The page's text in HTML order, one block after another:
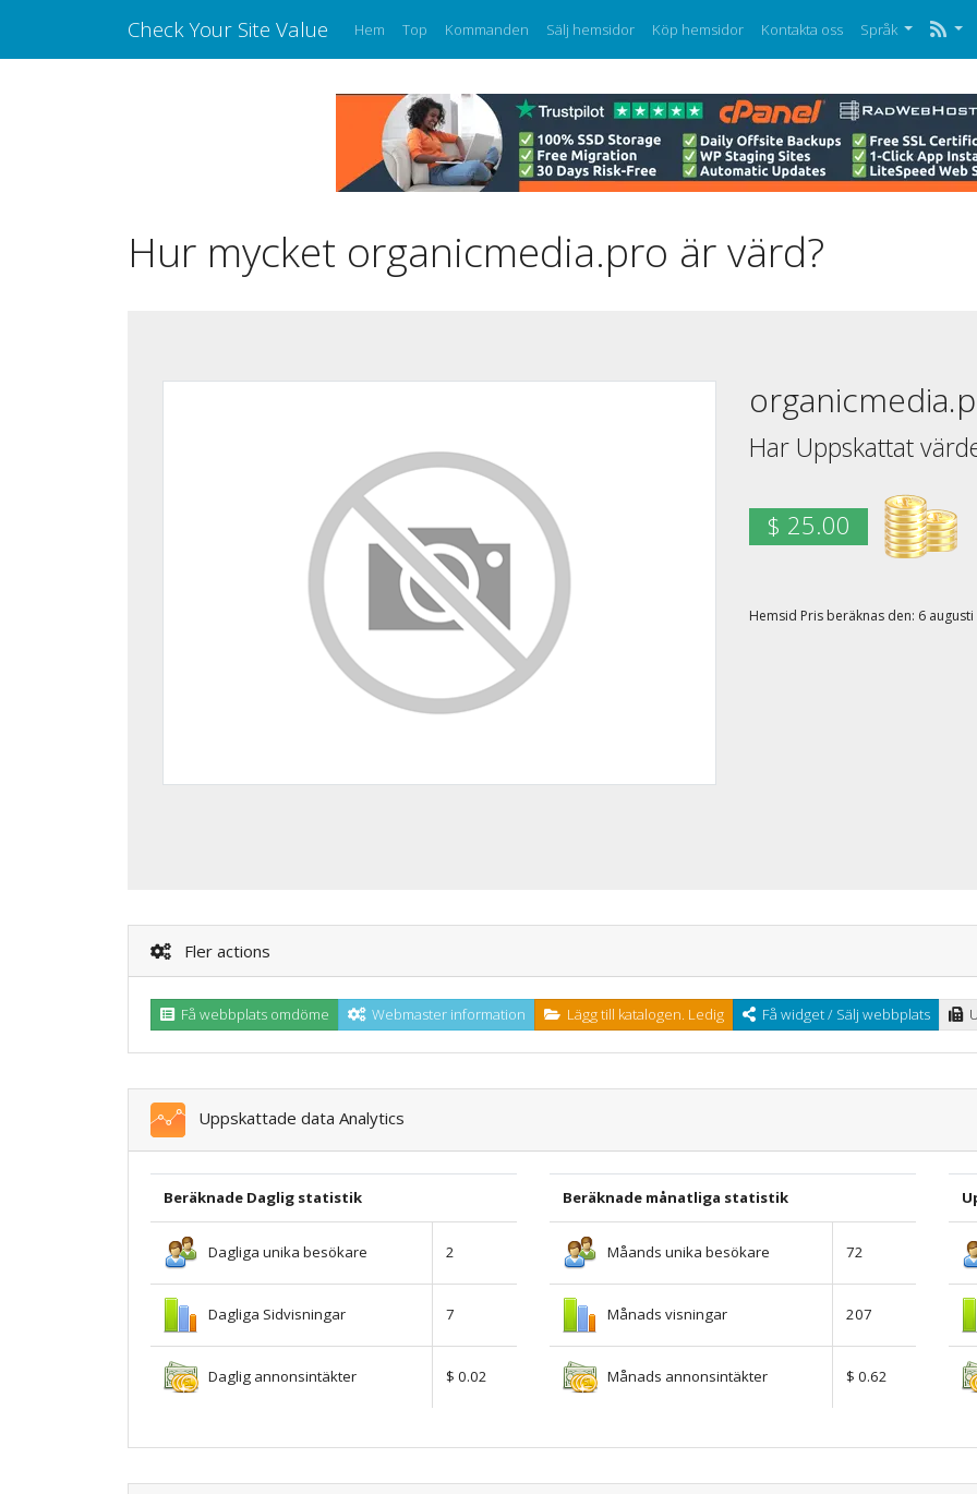
Check Your Site Value Hem Top Kommanden Sälj hemsidor Köp hemsidor Kontakta oss Språk
Hur mycket organicmedia.pro är värd?
Har Uppskattat
$ 25.00
Hemsid Pris beräknas den: 6
Fler actions
Få webbplats omdöme Webmaster information Lägg till katalogen. Ledig Få widget / Sälj webbplats
Uppskattade data Analytics
Beräknade Daglig statistik
Dagliga unika besökare 2
Dagliga Sidvisningar 7
Daglig annonsintäkter $ 0.02
Beräknade månatliga statistik
Måands unika besökare 72
Månads visningar 207
Månads annonsintäkter $ 0.62